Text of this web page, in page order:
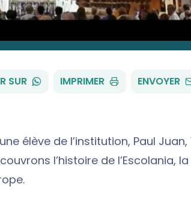
SUR WHATSAPP
IMPRIMER ENVOYER
élève de l’institution, Paul Juan,
l’histoire de l’Escolania,